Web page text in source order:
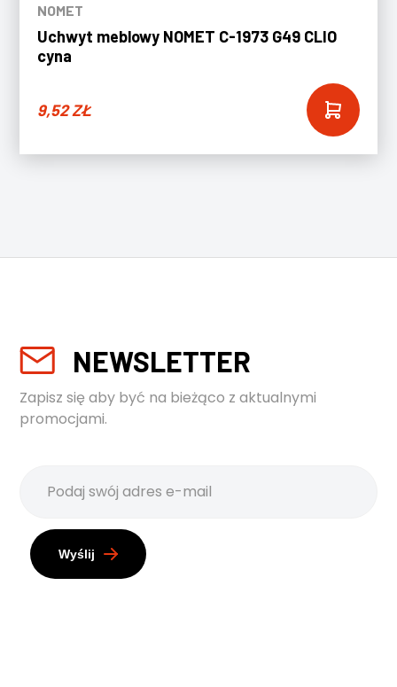
NOMET
Uchwyt meblowy NOMET C-1973 G49 CLIO
cyna
9,52ZŁ
NEWSLETTER
Zapisz się aby być na bieżąco z aktualnymi
promocjami.
Wyślij